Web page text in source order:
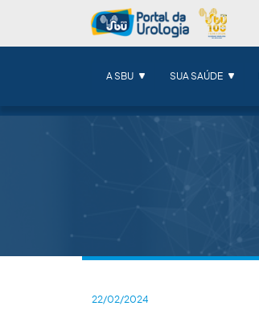
A SBU SUA SAÚDE
22/02/2024